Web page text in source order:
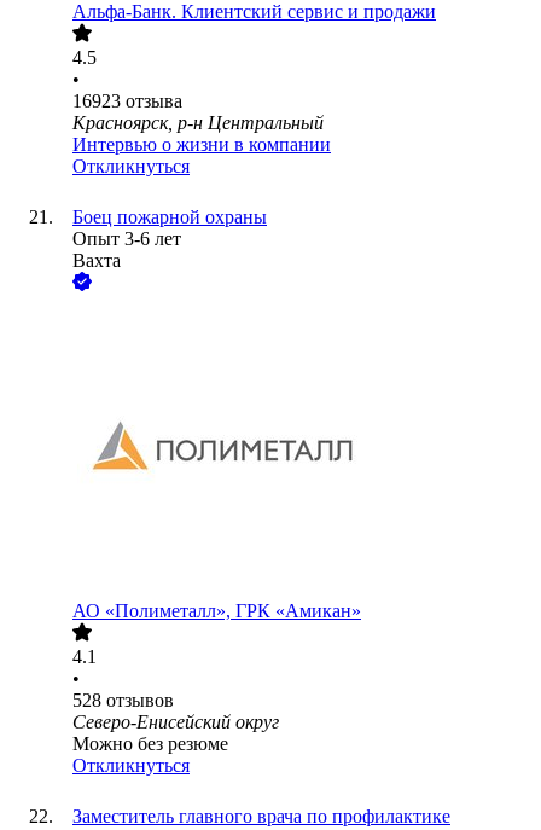
Альфа-Банк. Клиентский сервис и продажи
4.5
•
16923 отзыва
Красноярск, р-н Центральный
Интервью о жизни в компании
Откликнуться
Боец пожарной охраны
Опыт 3-6 лет
Вахта
АО «Полиметалл», ГРК «Амикан»
4.1
•
528 отзывов
Северо-Енисейский округ
Можно без резюме
Откликнуться
Заместитель главного врача по профилактике